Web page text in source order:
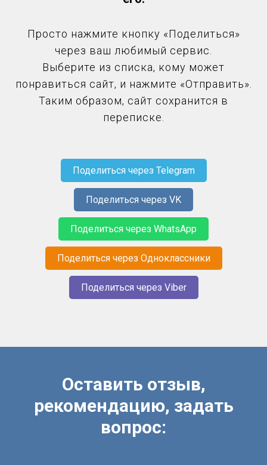
Просто нажмите кнопку «Поделиться»
через ваш любимый сервис.
Выберите из списка, кому может
понравиться сайт, и нажмите «Отправить»
Таким образом, сайт сохранится в
переписке.
Поделиться через Telegram
Поделиться через VK
Поделиться через WhatsApp
Поделиться через Одноклассники
Поделиться через Viber
Оставить отзыв,
рекомендацию, задать
вопрос: